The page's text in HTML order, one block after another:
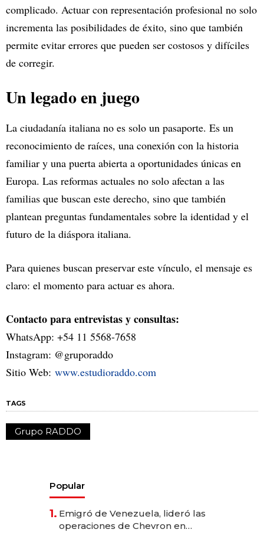
complicado. Actuar con representación profesional no solo
incrementa las posibilidades de éxito, sino que también
permite evitar errores que pueden ser costosos y difíciles
de corregir.
Un legado en juego
La ciudadanía italiana no es solo un pasaporte. Es un
reconocimiento de raíces, una conexión con la historia
familiar y una puerta abierta a oportunidades únicas en
Europa. Las reformas actuales no solo afectan a las
familias que buscan este derecho, sino que también
plantean preguntas fundamentales sobre la identidad y el
futuro de la diáspora italiana.
Para quienes buscan preservar este vínculo, el mensaje es
claro: el momento para actuar es ahora.
Contacto para entrevistas y consultas:
WhatsApp: +54 11 5568-7658
Instagram: @gruporaddo
Sitio Web: www.estudioraddo.com
TAGS
Grupo RADDO
Popular
1. Emigró de Venezuela, lideró las
operaciones de Chevron en